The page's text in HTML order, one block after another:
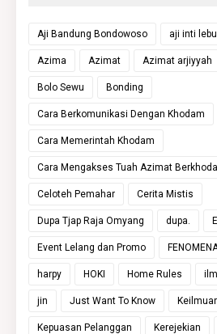
Aji Bandung Bondowoso aji inti
Azima Azimat Azimat arjiyyah
Bolo Sewu Bonding
Cara Berkomunikasi Dengan Khodam
Cara Memerintah Khodam
Cara Mengakses Tuah Azimat
Celoteh Pemahar Cerita Mistis
Dupa Tjap Raja Omyang dupa.
Event Lelang dan Promo
harpy HOKI Home Rules
jin Just Want To Know
Kepuasan Pelanggan Kerejekian